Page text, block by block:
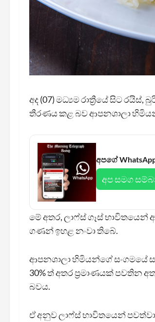
අද (07) මධ්‍යම රාත්‍රීයේ සිට
තීරණය කළ බව ආපනශාලා
අපගේ
අප සමග
මේ අතර, ලාෆ්ස් ගෑස්
ගණන් ඉහළ නංවා තිබේ.
ආපනශාලා හිමියන්ගේ සංගමයේ
30% ත් අතර ප්‍රමාණයක් පවතින
බවය.
ඒ අනුව ලාෆ්ස් භාවිතයෙන්